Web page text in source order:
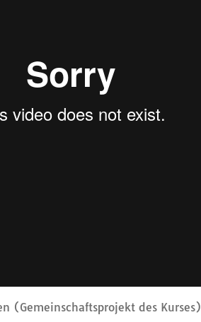
(Gemeinschaftsprojekt des Kurses)